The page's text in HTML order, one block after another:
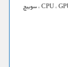
ارتباط قطعات گوشی ( بخش تغذیه، مدار شارژ، CPU ، GPU ، ROM ، سوییچ